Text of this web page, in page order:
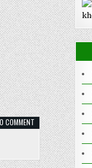
–
SALALAGREEN
0 COMMENT ON
CÂY
ĐÀO
THẾ
CHƠI
TẾT